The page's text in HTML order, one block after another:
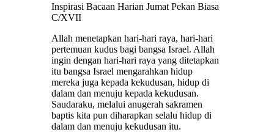
Inspirasi Bacaan Harian Jumat Pekan Biasa
C/XVII
Allah menetapkan hari-hari raya, hari-hari
pertemuan kudus bagi bangsa Israel. Allah
ingin dengan hari-hari raya yang ditetapkan
itu bangsa Israel mengarahkan hidup
mereka juga kepada kekudusan, hidup di
dalam dan menuju kepada kekudusan.
Saudaraku, melalui anugerah sakramen
baptis kita pun diharapkan selalu hidup di
dalam dan menuju kekudusan itu.